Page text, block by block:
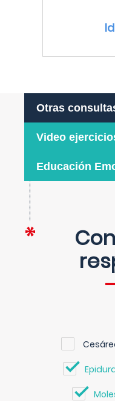
Otras
Video
Educación